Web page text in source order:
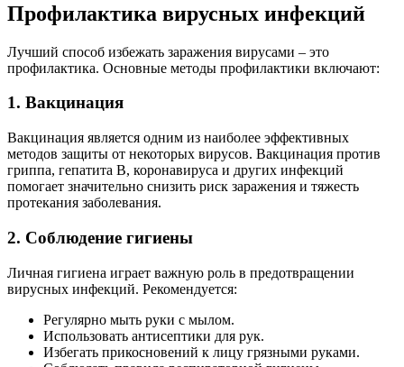
Профилактика вирусных инфекций
Лучший способ избежать заражения вирусами – это
профилактика. Основные методы профилактики включают:
1. Вакцинация
Вакцинация является одним из наиболее эффективных
методов защиты от некоторых вирусов. Вакцинация против
гриппа, гепатита B, коронавируса и других инфекций
помогает значительно снизить риск заражения и тяжесть
протекания заболевания.
2. Соблюдение гигиены
Личная гигиена играет важную роль в предотвращении
вирусных инфекций. Рекомендуется:
Регулярно мыть руки с мылом.
Использовать антисептики для рук.
Избегать прикосновений к лицу грязными руками.